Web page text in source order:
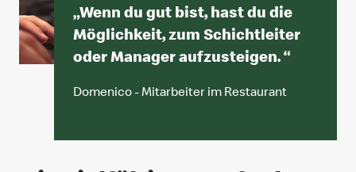
„Wenn du gut bist, hast du die
Möglichkeit, zum Schichtleiter
oder Manager aufzusteigen.“
Domenico - Mitarbeiter im Restaurant